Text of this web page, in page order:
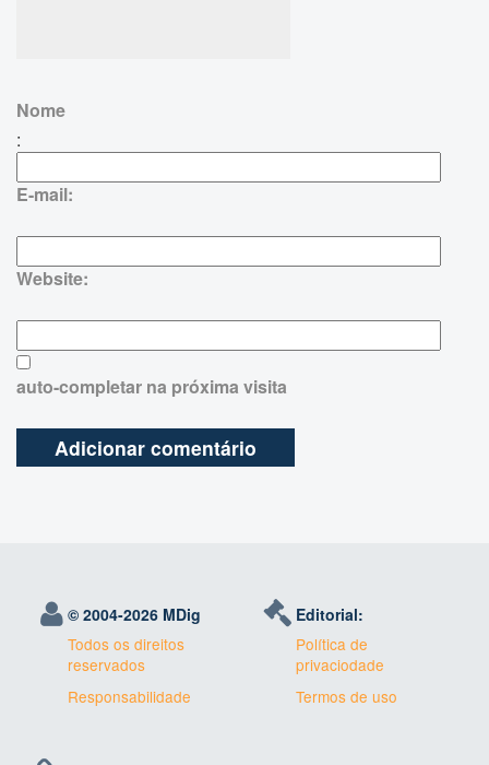
Nome
:
E-mail:
Website:
auto-completar na próxima visita
© 2004-2026 MDig
Todos os direitos
reservados
Responsabilidade
Editorial:
Política de
privaciodade
Termos de uso